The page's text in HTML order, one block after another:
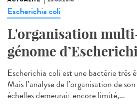
Escherichia coli
L'organisation
génome
Escherichia coli est une bactérie très
Mais l’analyse de l’organisation de
échelles demeurait encore limité,...